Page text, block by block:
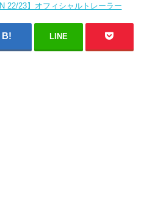
22/23】オフィシャルトレーラー
LINE